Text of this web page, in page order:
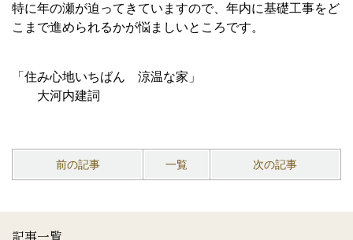
特に年の瀬が迫ってきていますので、年内に基礎工事をど
こまで進められるかが悩ましいところです。
「住み心地いちばん 涼温な家」
大河内建詞
前の記事 一覧 次の記事
記事一覧